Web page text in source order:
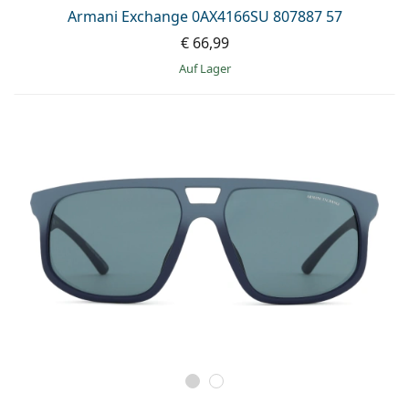
Armani Exchange 0AX4166SU 807887 57
€ 66,99
auf Lager